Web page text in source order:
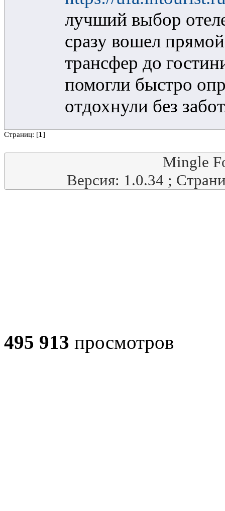
лучший выбор
сразу вошел
трансфер до
помогли быстро
отдохнули без
Страниц: [1]
Mingle
Версия: 1.0.34 ;
495 913 просмотров